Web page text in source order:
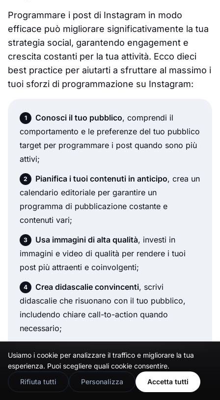
Programmare i post di Instagram in modo
efficace può migliorare significativamente la tua
strategia social, garantendo engagement e
crescita costanti per la tua attività. Ecco dieci
best practice per aiutarti a sfruttare al massimo i
tuoi sforzi di programmazione su Instagram:
Conosci il tuo pubblico, comprendi il
comportamento e le preferenze del tuo pubblico
target per programmare i post quando sono più
attivi;
Pianifica i tuoi contenuti in anticipo, crea un
calendario editoriale per garantire un
programma di pubblicazione costante e
contenuti vari;
Usa immagini di alta qualità, investi in
immagini e video di qualità per rendere i tuoi
post più attraenti e coinvolgenti;
Crea didascalie convincenti, scrivi
didascalie che risuonano con il tuo pubblico,
includendo chiare call-to-action quando
necessario;
hashtag pertinenti per aumentare la portata dei
tuoi post e attirare nuovi follower;
Analizza le metriche di performance, rivedi
Usiamo i cookie per analizzare il traffico e migliorare la tua
esperienza. Puoi scegliere quali cookie consentire.
Rifiuta tutti
Personalizza Accetta tutti
🇬🇧 Would you prefer this site in English?
View in English